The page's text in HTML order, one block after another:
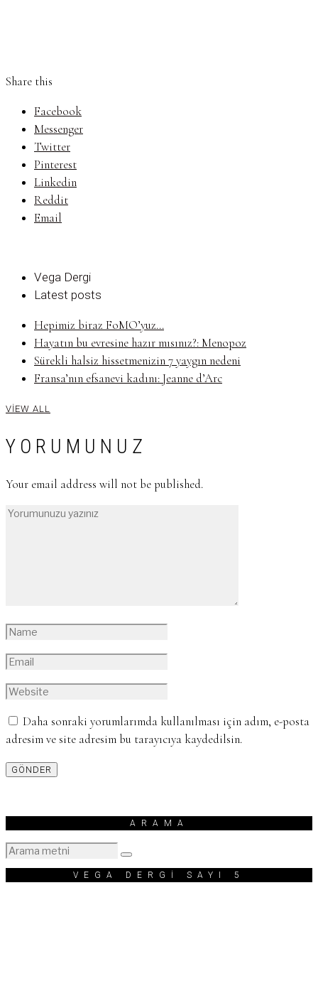
Share this
Facebook
Messenger
Twitter
Pinterest
Linkedin
Reddit
Email
Vega Dergi
Latest posts
Hepimiz biraz FoMO’yuz...
Hayatın bu evresine hazır mısınız?: Menopoz
Sürekli halsiz hissetmenizin 7 yaygın nedeni
Fransa’nın efsanevi kadını: Jeanne d’Arc
VIEW ALL
YORUMUNUZ
Your email address will not be published.
Daha sonraki yorumlarımda kullanılması için adım, e-posta
adresim ve site adresim bu tarayıcıya kaydedilsin.
ARAMA
VEGA DERGİ SAYI 5